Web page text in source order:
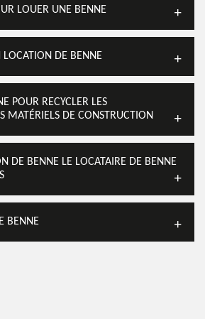
LOUER UNE BENNE
LOCATION DE BENNE
POUR RECYCLER LES
MATÉRIELS DE CONSTRUCTION
DE BENNE LE LOCATAIRE DE BENNE
BENNE